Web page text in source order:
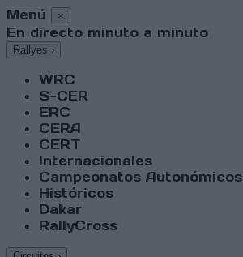
Menú ×
En directo minuto a minuto
Rallyes ›
WRC
S-CER
ERC
CERA
CERT
Internacionales
Campeonatos Autonómicos
Históricos
Dakar
RallyCross